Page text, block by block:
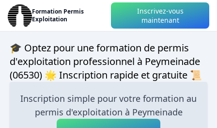
Formation Permis
Exploitation
Inscrivez-vous
maintenant
🎓 Optez pour une formation de permis
d'exploitation professionnel à Peymeinade
(06530) 🌟 Inscription rapide et gratuite 📜
Inscription simple pour votre formation au
permis d'exploitation à Peymeinade